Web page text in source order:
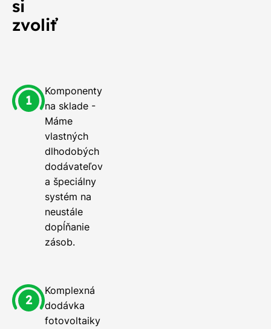
si
zvoliť
Komponenty
na sklade -
Máme
vlastných
dlhodobých
dodávateľov
a špeciálny
systém na
neustále
dopĺňanie
zásob.
Komplexná
dodávka
fotovoltaiky